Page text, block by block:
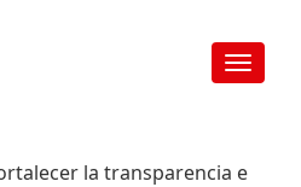
Toggle
la transparencia e